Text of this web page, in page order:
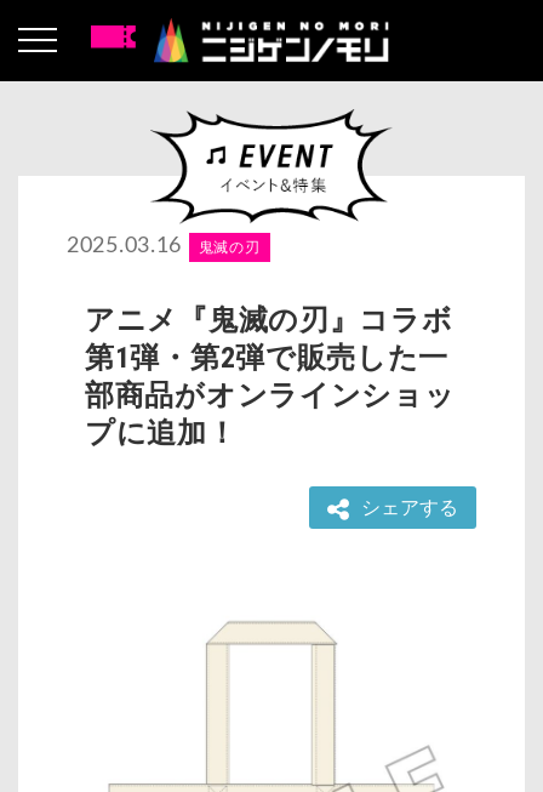
2025.03.16 鬼滅の刃
アニメ『鬼滅の刃』コラボ
第1弾・第2弾で販売した一
部商品がオンラインショッ
プに追加！
シェアする